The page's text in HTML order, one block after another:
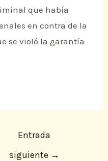
que había
en contra de la
se violó la garantía
Entrada
siguiente →